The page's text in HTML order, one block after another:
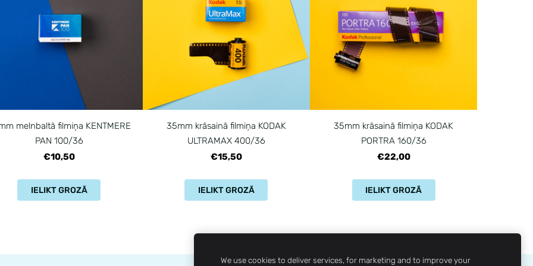
melnbaltā filmiņa KENTMERE
PAN 100/36
€10,50
IELIKT GROZĀ
35mm krāsainā filmiņa KODAK
ULTRAMAX 400/36
€15,50
IELIKT GROZĀ
35mm krāsainā filmiņa KODAK
PORTRA 160/36
€22,00
IELIKT GROZĀ
We use cookies to deliver services, for marketing and to improve your